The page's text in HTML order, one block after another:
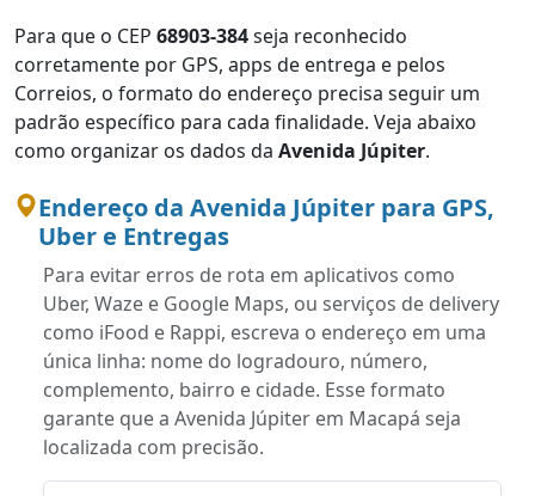
Para que o CEP 68903-384seja reconhecido
corretamente por GPS, apps de entrega e pelos
Correios, o formato do endereço precisa seguir um
padrão específico para cada finalidade. Veja abaixo
como organizar os dados da Avenida Júpiter.
Endereço da Avenida Júpiter para GPS,
Uber e Entregas
Para evitar erros de rota em aplicativos como
Uber, Waze e Google Maps, ou serviços de delivery
como iFood e Rappi, escreva o endereço em uma
única linha: nome do logradouro, número,
complemento, bairro e cidade. Esse formato
garante que a Avenida Júpiter em Macapá seja
localizada com precisão.